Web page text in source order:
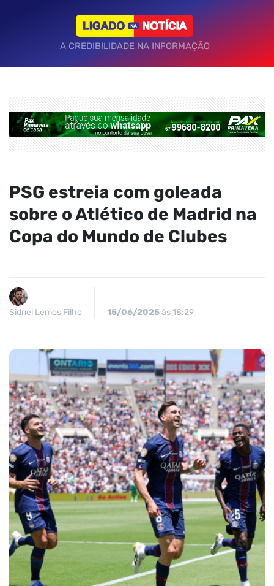
A CREDIBILIDADE NA INFORMAÇÃO
PSG estreia com goleada
sobre o Atlético de Madrid na
Copa do Mundo de Clubes
Sidnei Lemos Filho 15/06/2025às 18:29